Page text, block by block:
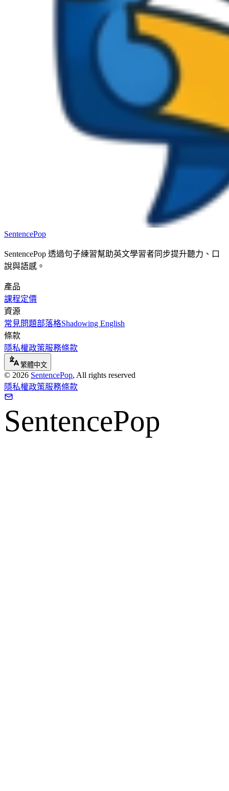
SentencePop
SentencePop 透過句子練習幫助英文學習者同步提升聽力、口
說與語感。
產品
課程定價
資源
常見問題部落格Shadowing English
條款
隱私權政策服務條款
繁體中文
© 2026 SentencePop, All rights reserved
隱私權政策服務條款
SentencePop